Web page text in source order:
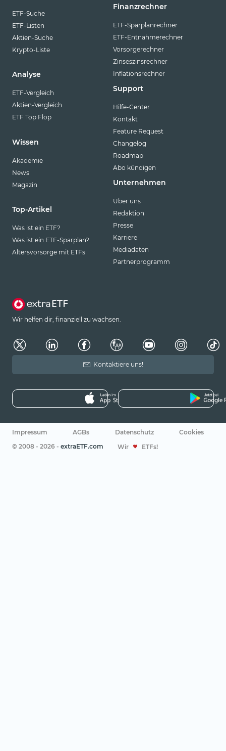
ETF-Suche
ETF-Listen
Aktien-Suche
Krypto-Liste
Analyse
ETF-Vergleich
Aktien-Vergleich
ETF Top Flop
Wissen
Akademie
News
Magazin
Top-Artikel
Was ist ein ETF?
Was ist ein ETF-Sparplan?
Altersvorsorge mit ETFs
Finanzrechner
ETF-Sparplanrechner
ETF-Entnahmerechner
Vorsorgerechner
Zinseszinsrechner
Inflationsrechner
Support
Hilfe-Center
Kontakt
Feature Request
Changelog
Roadmap
Abo kündigen
Unternehmen
Über uns
Redaktion
Presse
Karriere
Mediadaten
Partnerprogramm
Wir helfen dir, finanziell zu wachsen.
Kontaktiere uns!
Impressum AGBs Datenschutz
Cookies
© 2008 - 2026 - extraETF.com Wir ETFs!